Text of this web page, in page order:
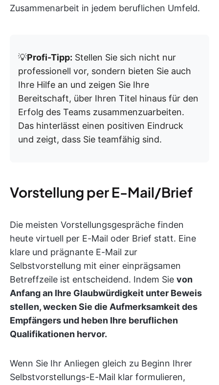
Zusammenarbeit in jedem beruflichen Umfeld.
💡Profi-Tipp: Stellen Sie sich nicht nur
professionell vor, sondern bieten Sie auch
Ihre Hilfe an und zeigen Sie Ihre
Bereitschaft, über Ihren Titel hinaus für den
Erfolg des Teams zusammenzuarbeiten.
Das hinterlässt einen positiven Eindruck
und zeigt, dass Sie teamfähig sind.
Vorstellung per E-Mail/Brief
Die meisten Vorstellungsgespräche finden
heute virtuell per E-Mail oder Brief statt. Eine
klare und prägnante E-Mail zur
Selbstvorstellung mit einer einprägsamen
Betreffzeile ist entscheidend. Indem Sie von
Anfang an Ihre Glaubwürdigkeit unter Beweis
stellen, wecken Sie die Aufmerksamkeit des
Empfängers und heben Ihre beruflichen
Qualifikationen hervor.
Wenn Sie Ihr Anliegen gleich zu Beginn Ihrer
Selbstvorstellungs-E-Mail klar formulieren,